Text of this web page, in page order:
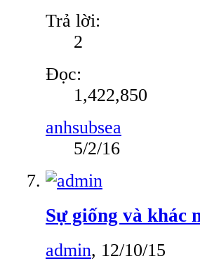
Trả lời:
2
Đọc:
1,422,850
anhsubsea
5/2/16
Sự giống và khác
admin, 12/10/15